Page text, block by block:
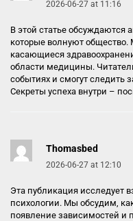
2026-06-27 at 11:16
В этой статье обсуждаются
которые волнуют
касающиеся
области медицины.
событиях и смогут следить
Секреты успеха внутри –
Thomasbed
2026-06-27 at 12:10
Эта публикация исследует
психологии. Мы обсудим,
появление зависимостей и